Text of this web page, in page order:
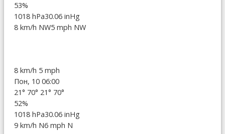
53%
1018 hPa30.06 inHg
8 km/h NW5 mph NW
8 km/h 5 mph
Пон, 10 06:00
21° 70° 21° 70°
52%
1018 hPa30.06 inHg
9 km/h N6 mph N